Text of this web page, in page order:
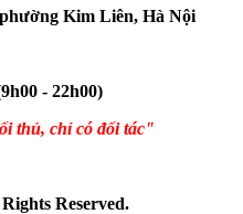
Kim Liên, Hà Nội
- 22h00)
thủ, chỉ có đối tác"
Reserved.